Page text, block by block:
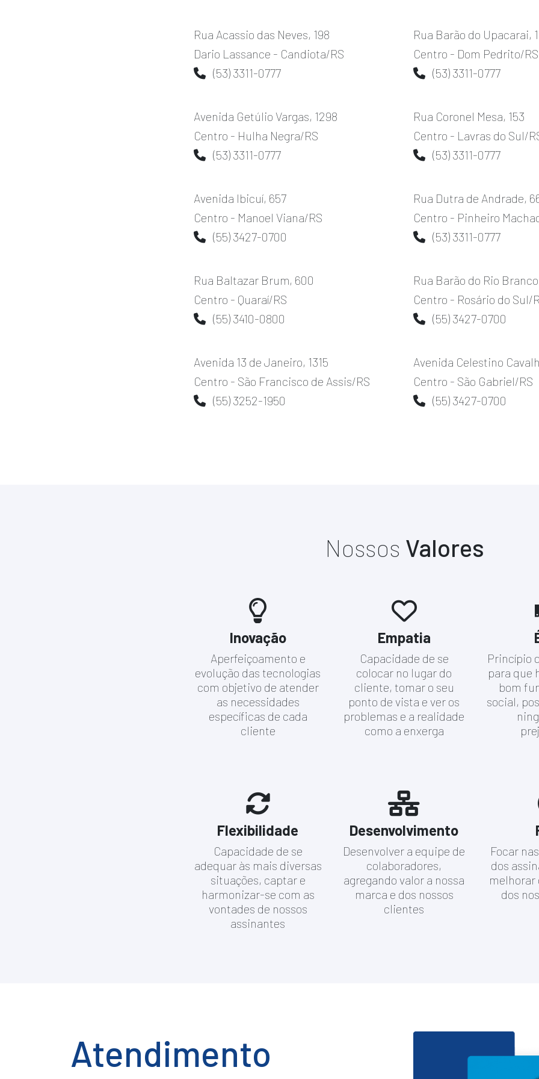
Rua Acassio das Neves, 198
Dario Lassance - Candiota/RS
(53) 3311-0777
Rua Barão do Upacarai,
Centro - Dom Pedrito/RS
(53) 3311-0777
Avenida Getúlio Vargas, 1298
Centro - Hulha Negra/RS
(53) 3311-0777
Rua Coronel Mesa, 153
Centro - Lavras do Sul/
(53) 3311-0777
Avenida Ibicuí, 657
Centro - Manoel Viana/RS
(55) 3427-0700
Rua Dutra de Andrade,
Centro - Pinheiro
(53) 3311-0777
Rua Baltazar Brum, 600
Centro - Quaraí/RS
(55) 3410-0800
Rua Barão do Rio
Centro - Rosário do Sul/
(55) 3427-0700
Avenida 13 de Janeiro, 1315
Centro - São Francisco de Assis/RS
(55) 3252-1950
Avenida Celestino
Centro - São Gabriel/RS
(55) 3427-0700
Nossos Valores
Inovação
Aperfeiçoamento e
evolução das tecnologias
com objetivo de atender
as necessidades
específicas de cada
cliente
Empatia
Capacidade de se
colocar no lugar do
cliente, tomar o seu
ponto de vista e ver os
problemas e a realidade
como a enxerga
Princípio
para que
bom
social,
Flexibilidade
Capacidade de se
adequar às mais diversas
situações, captar e
harmonizar-se com as
vontades de nossos
assinantes
Desenvolvimento
Desenvolver a equipe de
colaboradores,
agregando valor a nossa
marca e dos nossos
clientes
Focar
dos
melhorar
dos
Atendimento